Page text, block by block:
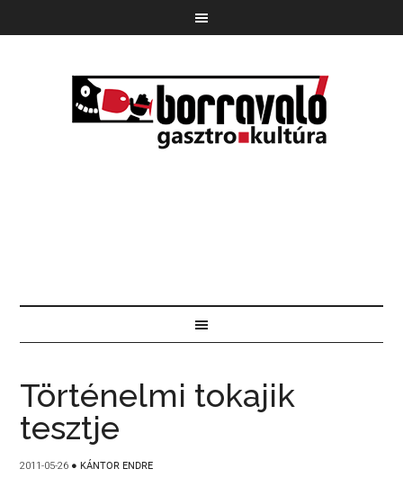
Történelmi tokajik
tesztje
2011-05-26 ● KÁNTOR ENDRE